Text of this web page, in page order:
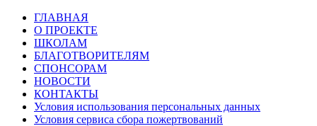
ГЛАВНАЯ
О ПРОЕКТЕ
ШКОЛАМ
БЛАГОТВОРИТЕЛЯМ
СПОНСОРАМ
НОВОСТИ
КОНТАКТЫ
Условия использования персональных данных
Условия сервиса сбора пожертвований